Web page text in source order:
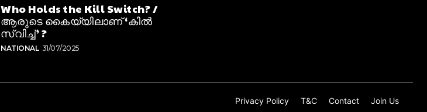
Who Holds the Kill Switch? /
ആരുടെ കൈയ്യിലാണ് ‘കിൽ
സ്വിച്ച്’ ?
NATIONAL 31/07/2025
Privacy Policy T&C Contact Join Us